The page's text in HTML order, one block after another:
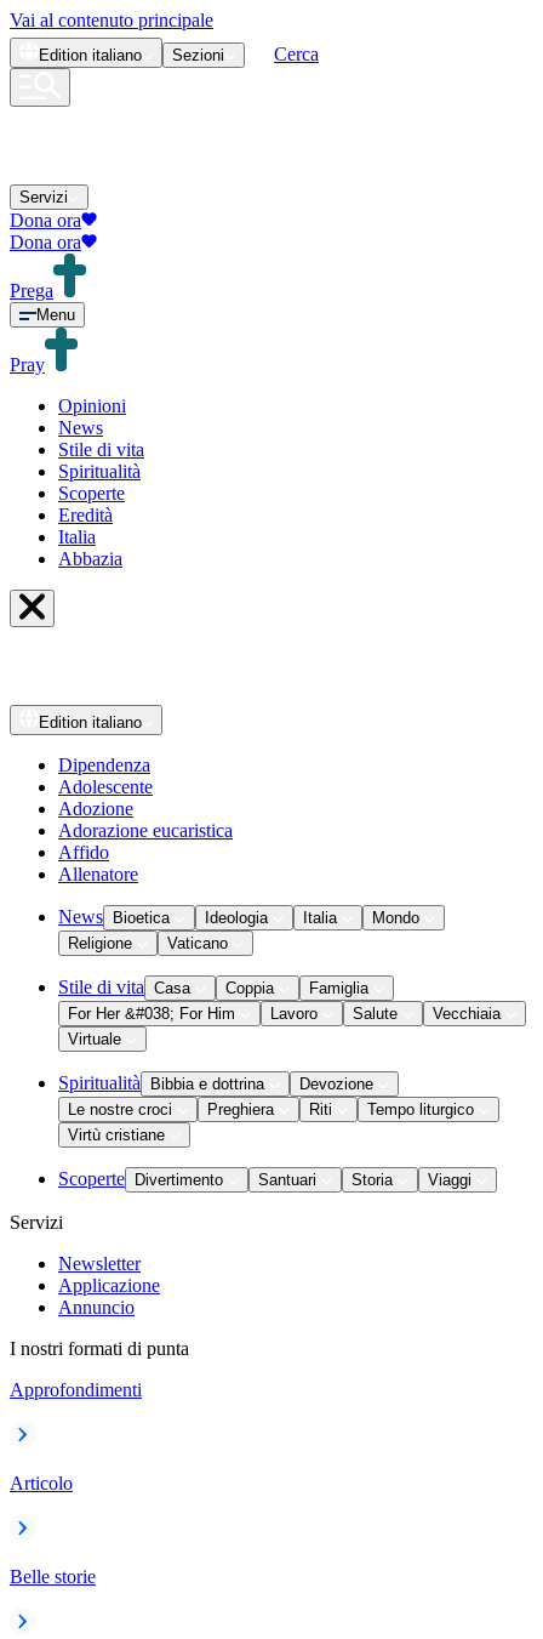
Vai al contenuto principale
Edition italiano Sezioni Cerca
Servizi
Dona ora
Dona ora
Prega
Menu
Pray
Opinioni
News
Stile di vita
Spiritualità
Scoperte
Eredità
Italia
Abbazia
Edition italiano
Dipendenza
Adolescente
Adozione
Adorazione eucaristica
Affido
Allenatore
News Bioetica Ideologia Italia
Mondo
Religione
Vaticano
Stile di vita Casa Coppia
Famiglia
For Her &#038; For Him
Lavoro Salute
Vecchiaia
Virtuale
Spiritualità Bibbia e dottrina
Devozione
Le nostre croci
Preghiera Riti
Tempo liturgico
Virtù cristiane
Scoperte Divertimento Santuari Storia Viaggi
Servizi
Newsletter
Applicazione
Annuncio
I nostri formati di punta
Approfondimenti
Articolo
Belle storie